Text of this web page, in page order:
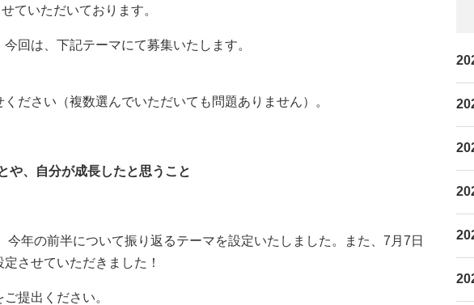
ていただいております。
回は、下記テーマにて募集いたします。
ださい（複数選んでいただいても問題ありません）。
や、自分が成長したと思うこと
年の前半について振り返るテーマを設定いたしました。また、7月7日
させていただきました！
提出ください。